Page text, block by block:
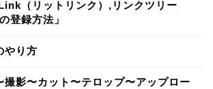
（リットリンク）,リンクツリー
登録方法」
やり方
影〜カット〜テロップ〜アップロー
02.ライティング